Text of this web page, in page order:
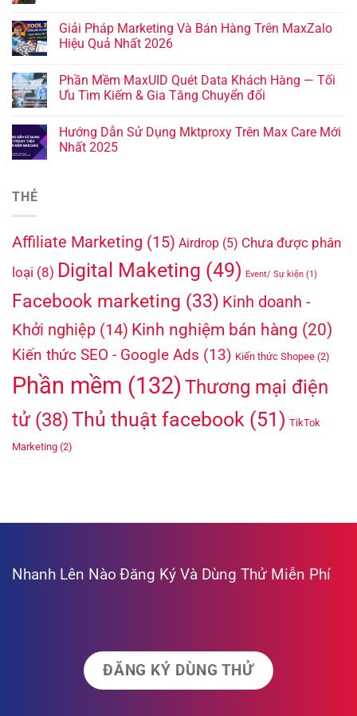
Giải Pháp Marketing Và Bán Hàng Trên MaxZalo
Hiệu Quả Nhất 2026
Phần Mềm MaxUID Quét Data Khách Hàng — Tối
Ưu Tìm Kiếm & Gia Tăng Chuyển đổi
Hướng Dẫn Sử Dụng Mktproxy Trên Max Care Mới
Nhất 2025
THẺ
Affiliate Marketing (15) Airdrop (5) Chưa được phân
loại (8) Digital Maketing (49) Event/ Sự kiện (1)
Facebook marketing (33) Kinh doanh -
Khởi nghiệp (14) Kinh nghiệm bán hàng (20)
Kiến thức SEO - Google Ads (13) Kiến thức Shopee (2)
Phần mềm (132) Thương mại điện
tử(38)Thủ thuật facebook (51) TikTok
Marketing (2)
Nhanh Lên Nào Đăng Ký Và Dùng Thử Miễn Phí
ĐĂNG KÝ DÙNG THỬ